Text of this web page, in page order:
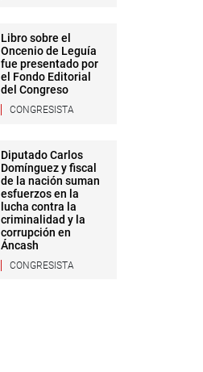
Libro sobre el
Oncenio de Leguía
fue presentado por
el Fondo Editorial
del Congreso
CONGRESISTA
Diputado Carlos
Domínguez y fiscal
de la nación suman
esfuerzos en la
lucha contra la
criminalidad y la
corrupción en
Áncash
CONGRESISTA